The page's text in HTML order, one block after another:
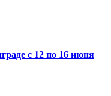
с 12 по 16 июня